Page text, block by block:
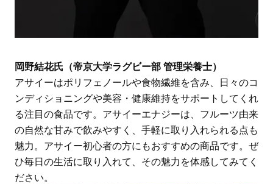
岡野結花氏（帝京大学ラグビー部 管理栄養士）
アサイーはポリフェノールや食物繊維を含み、日々のコ
ンディショニングや美容・健康維持をサポートしてくれ
る注目の食品です。アサイーエナジーは、フルーツ由来
の自然な甘みで飲みやすく、手軽に取り入れられる点も
魅力。アサイー初心者の方にもおすすめの商品です。ぜ
ひ毎日の生活に取り入れて、その魅力を体感してみてく
ださい。